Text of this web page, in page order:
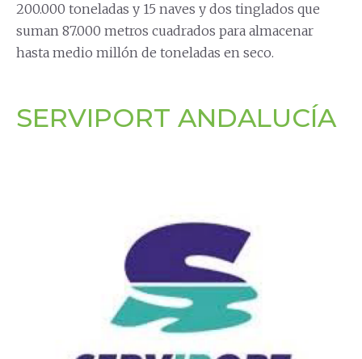
200.000 toneladas y 15 naves y dos tinglados que
suman 87.000 metros cuadrados para almacenar
hasta medio millón de toneladas en seco.
SERVIPORT ANDALUCÍA